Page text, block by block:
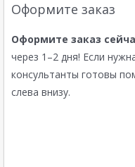
Оформите заказ
Оформите заказ
через 1–2 дня! Если
консультанты готовы
слева внизу.